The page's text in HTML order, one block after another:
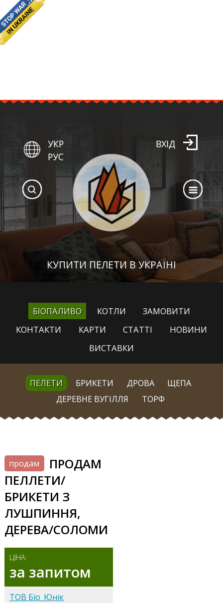
КУПИТИ ПЕЛЕТИ В УКРАЇНІ
УКР
РУС
ВХІД
БІОПАЛИВО КОТЛИ
ЗАМОВИТИ
КОНТАКТИ
КАРТИ СТАТТІ
НОВИНИ
ВИСТАВКИ
ПЕЛЕТИ БРИКЕТИ ДРОВА
ЩЕПА
ДЕРЕВНЕ ВУГІЛЛЯ
ТОРФ
продам
ПРОДАМ
ПЕЛЛЕТИ/
БРИКЕТИ З
ЛУШПИННЯ,
ДЕРЕВА/СОЛОМИ
ЦІНА:
за запитом
ТОВ Біо_Юнік